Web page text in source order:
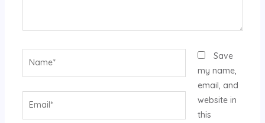
Save
my name,
email, and
website in
this